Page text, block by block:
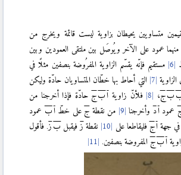
متساويين يحيطان بزاوية ليست قائمة ويخرج من
منهما عمود على الآخر ويُوصَل بين ملتقى العمودين وبين
مستقيم فإنّه يقسّم الزاوية المفرُوضة بنصفين مثلًا في
التي أحاط بها خطّان المتساويان حادّة وليكن
ب ج، فلأنّ زاوية ا بج حادّة فإذا أخرجنا من
عمودا د وأخرجنا من نقطة ج على خطّا ب عمود
في جهةا ج فليقاطعا على نقطة ز فيقبل ب ز . فأقول
ا ب ج المفروضة بنصفين.